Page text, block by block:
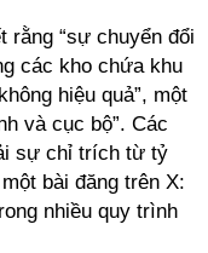
rằng “sự chuyển đổi
các kho chứa khu
hiệu quả”, một
và cục bộ”. Các
sự chỉ trích từ tỷ
bài đăng trên X:
nhiều quy trình